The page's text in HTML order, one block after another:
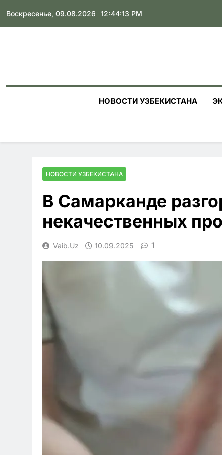
to
content
Воскресенье, 09.08.2026 12:44:14 PM
НОВОСТИ УЗБЕКИСТАНА
НОВОСТИ УЗБЕКИСТАНА
В Самарканде
некачественных
Vaib.uz 10.09.2025 1